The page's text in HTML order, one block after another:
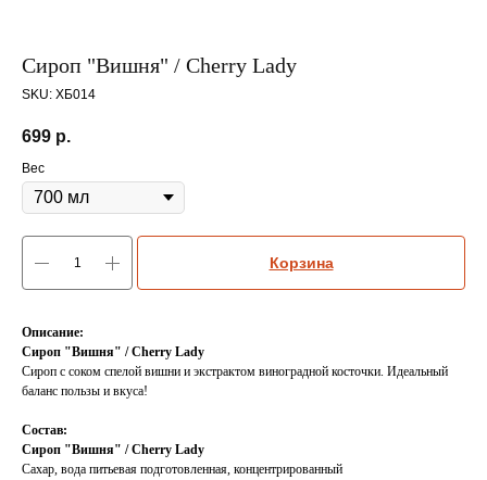
Сироп "Вишня" / Cherry Lady
SKU: ХБ014
699 р.
Вес
Корзина
Описание:
Сироп "Вишня" / Cherry Lady
Сироп с соком спелой вишни и экстрактом виноградной косточки. Идеальный
баланс пользы и вкуса!
Состав:
Сироп "Вишня" / Cherry Lady
Сахар, вода питьевая подготовленная, концентрированный